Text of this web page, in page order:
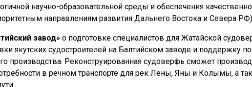
научно-образовательной среды и обеспечения
направлениям развития Дальнего Востока и Севера
завод» о подготовке специалистов для Жатайской
якутских судостроителей на Балтийском заводе и поддержку по
производства. Реконструированная судоверфь сможет
в речном транспорте для рек Лены, Яны и Колымы, а